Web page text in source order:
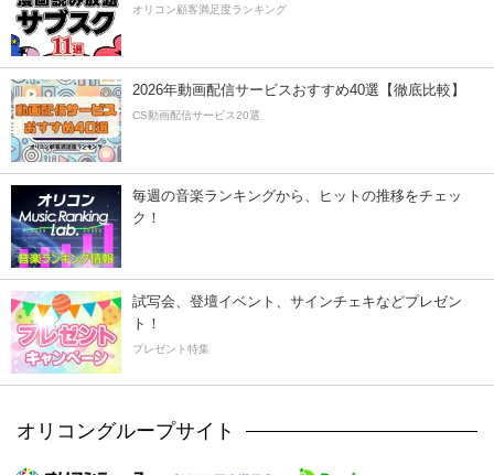
オリコン顧客満足度ランキング
2026年動画配信サービスおすすめ40選【徹底比較】
CS動画配信サービス20選
毎週の音楽ランキングから、ヒットの推移をチェッ
ク！
試写会、登壇イベント、サインチェキなどプレゼン
ト！
プレゼント特集
オリコングループサイト